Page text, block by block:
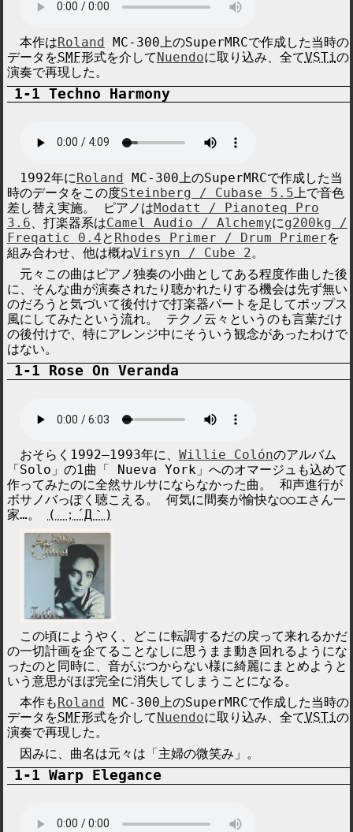
本作はRoland MC-300上のSuperMRCで作成した当時の
データをSMF形式を介してNuendoに取り込み、全てVSTi の
演奏で再現した。
Techno Harmony
1992年にRoland MC-300上のSuperMRCで作成した当
時のデータをこの度Steinberg / Cubase 5.5上で音色
差し替え実施。 ピアノはModatt / Pianoteq Pro
3.6、打楽器系はCamel Audio / Alchemyにg200kg /
Freqatic 0.4と Rhodes Primer / Drum Primerを
組み合わせ、他は概ねVirsyn / Cube 2。
元々この曲はピアノ独奏の小曲としてある程度作曲した後
に、そんな曲が演奏されたり聴かれたりする機会は先ず無い
のだろうと気づいて後付けで打楽器パートを足してポップス
風にしてみたという流れ。 テクノ云々というのも言葉だけ
の後付けで、特にアレンジ中にそういう観念があったわけで
はない。
Rose On Veranda
おそらく1992–1993年に、 Willie Colónのアルバム
「Solo 」の1曲「 Nueva York」へのオマージュも込めて
作ってみたのに全然サルサにならなかった曲。 和声進行が
ボサノバっぽく聴こえる。 何気に間奏が愉快な○○エさん一
家…。
( ；´Д｀)
この頃にようやく、どこに転調するだの戻って来れるかだ
の一切計画を企てることなしに思うまま動き回れるようにな
ったのと同時に、音がぶつからない様に綺麗にまとめようと
いう意思がほぼ完全に消失してしまうことになる。
本作もRoland MC-300上のSuperMRCで作成した当時の
データをSMF形式を介してNuendoに取り込み、全てVSTi の
演奏で再現した。
因みに、曲名は元々は「主婦の微笑み」。
Warp Elegance